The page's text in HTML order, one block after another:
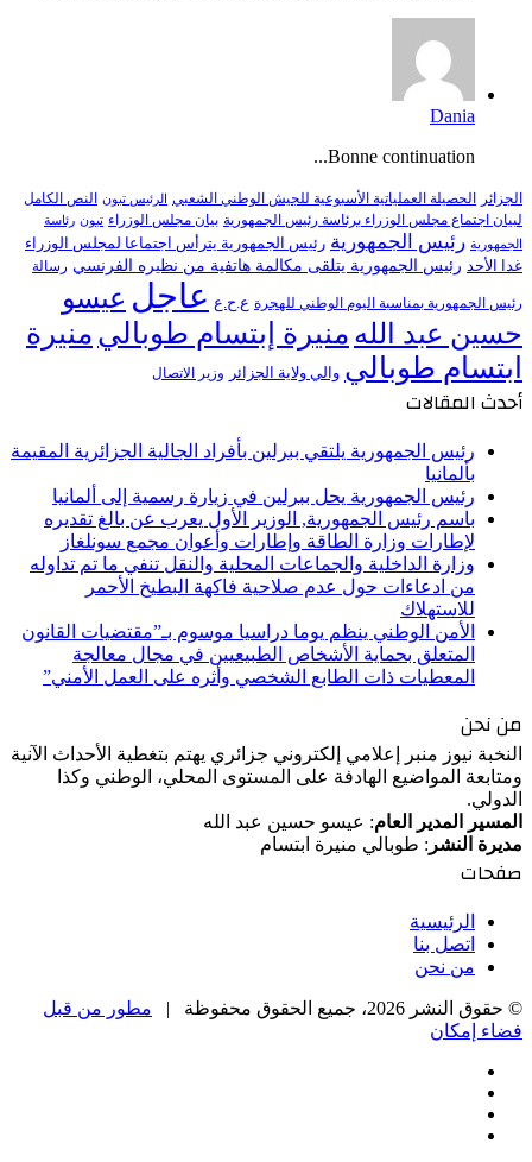
Dania
Bonne continuation...
الجزائر الحصيلة العملياتية الأسبوعية للجيش الوطني الشعبي الرئيس تبون النص الكامل
لبيان اجتماع مجلس الوزراء برئاسة رئيس الجمهورية بيان مجلس الوزراء تبون رئاسة
الجمهورية رئيس الجمهورية رئيس الجمهورية يترأس اجتماعا لمجلس الوزراء
غدا الأحد رئيس الجمهورية يتلقى مكالمة هاتفية من نظيره الفرنسي رسالة
رئيس الجمهورية بمناسبة اليوم الوطني للهجرة ع.ح.ع عاجل عيسو
حسين عبد الله منيرة إبتسام طوبالي منيرة
ابتسام طوبالي والي ولاية الجزائر وزير الاتصال
أحدث المقالات
رئيس الجمهورية يلتقي ببرلين بأفراد الجالية الجزائرية المقيمة
بألمانيا
رئيس الجمهورية يحل ببرلين في زيارة رسمية إلى ألمانيا
باسم رئيس الجمهورية, الوزير الأول يعرب عن بالغ تقديره
لإطارات وزارة الطاقة وإطارات وأعوان مجمع سونلغاز
وزارة الداخلية والجماعات المحلية والنقل تنفي ما تم تداوله
من ادعاءات حول عدم صلاحية فاكهة البطيخ الأحمر
للاستهلاك
الأمن الوطني ينظم يوما دراسيا موسوم بـ”مقتضيات القانون
المتعلق بحماية الأشخاص الطبيعيين في مجال معالجة
المعطيات ذات الطابع الشخصي وأثره على العمل الأمني”
من نحن
النخبة نيوز منبر إعلامي إلكتروني جزائري يهتم بتغطية الأحداث الآنية
ومتابعة المواضيع الهادفة على المستوى المحلي، الوطني وكذا
الدولي.
المسير المدير العام: عيسو حسين عبد الله
مديرة النشر : طوبالي منيرة ابتسام
صفحات
الرئيسية
اتصل بنا
من نحن
© حقوق النشر 2026، جميع الحقوق محفوظة |
مطور من قبل
فضاء إمكان